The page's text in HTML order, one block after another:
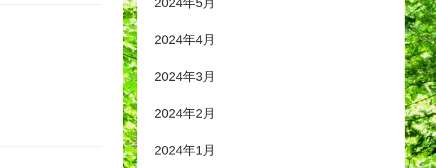
2024年4月
2024年3月
2024年2月
2024年1月